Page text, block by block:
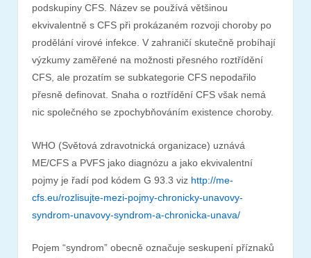
podskupiny CFS. Název se používá většinou
ekvivalentně s CFS při prokázaném rozvoji choroby po
prodělání virové infekce. V zahraničí skutečně probíhají
výzkumy zaměřené na možnosti přesného roztřídění
CFS, ale prozatím se subkategorie CFS nepodařilo
přesně definovat. Snaha o roztřídění CFS však nemá
nic společného se zpochybňováním existence choroby.
WHO (Světová zdravotnická organizace) uznává
ME/CFS a PVFS jako diagnózu a jako ekvivalentní
pojmy je řadí pod kódem G 93.3 viz http://me-
cfs.eu/rozlisujte-mezi-pojmy-chronicky-unavovy-
syndrom-unavovy-syndrom-a-chronicka-unava/
Pojem “syndrom” obecně označuje seskupení příznaků